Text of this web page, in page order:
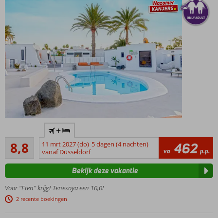
mogelijk
Ruime
Only Adult
accommodatie;
min. leeftijd is
18 jaar
Kleinschalig
Op
loopafstand
strand
8,8
Aanrader
130
beoordelingen
+
11 mrt 2027 (do) 5 dagen (4 nachten)
vanaf Düsseldorf
va 462 p.p.
Voor “Eten” krijgt Tenesoya een 10,0!
2 recente boekingen
Bekijk deze vakantie